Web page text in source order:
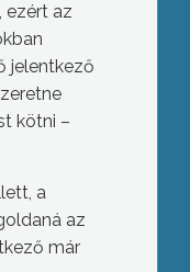
ezért az
jelentkező
kötni –
a
az
már